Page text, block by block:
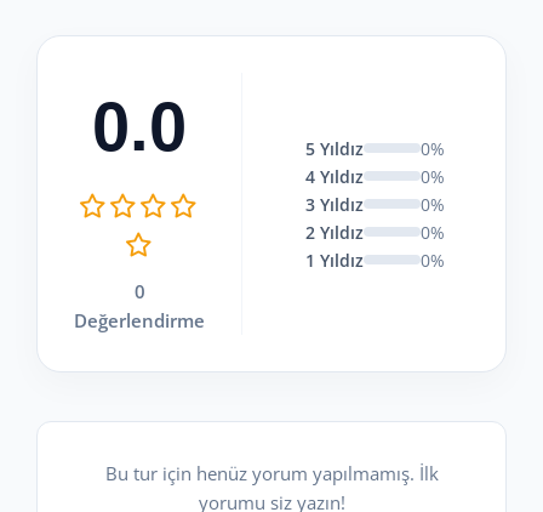
0.0
0
Değerlendirme
5 Yıldız
0%
4 Yıldız
0%
3 Yıldız
0%
2 Yıldız
0%
1 Yıldız
0%
Bu tur için henüz yorum yapılmamış. İlk
yorumu siz yazın!